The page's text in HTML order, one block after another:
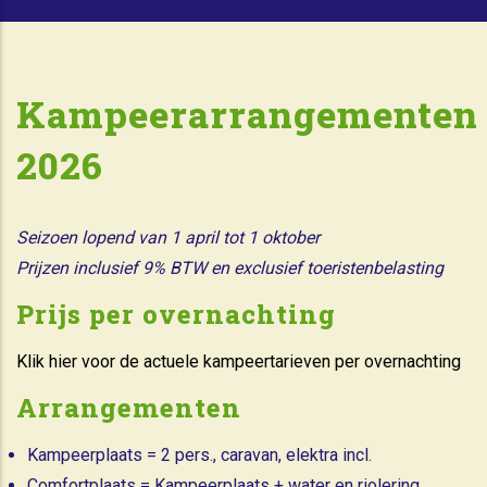
Kampeerarrangementen
2026
Seizoen lopend van 1 april tot 1 oktober
Prijzen inclusief 9% BTW en exclusief toeristenbelasting
Prijs per overnachting
Klik hier voor de actuele kampeertarieven per overnachting
Arrangementen
Kampeerplaats = 2 pers., caravan, elektra incl.